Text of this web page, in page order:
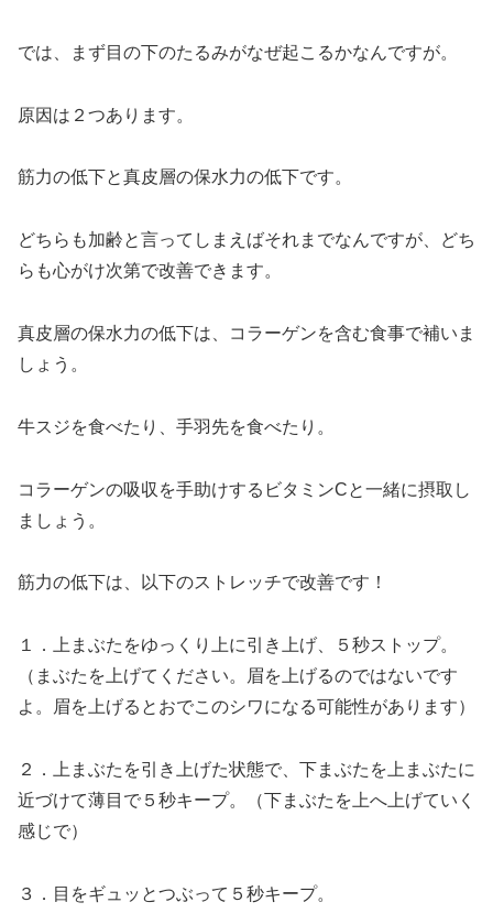
では、まず目の下のたるみがなぜ起こるかなんですが。
原因は２つあります。
筋力の低下と真皮層の保水力の低下です。
どちらも加齢と言ってしまえばそれまでなんですが、どち
らも心がけ次第で改善できます。
真皮層の保水力の低下は、コラーゲンを含む食事で補いま
しょう。
牛スジを食べたり、手羽先を食べたり。
コラーゲンの吸収を手助けするビタミンCと一緒に摂取し
ましょう。
筋力の低下は、以下のストレッチで改善です！
１．上まぶたをゆっくり上に引き上げ、５秒ストップ。
（まぶたを上げてください。眉を上げるのではないです
よ。眉を上げるとおでこのシワになる可能性があります）
２．上まぶたを引き上げた状態で、下まぶたを上まぶたに
近づけて薄目で５秒キープ。（下まぶたを上へ上げていく
感じで）
３．目をギュッとつぶって５秒キープ。